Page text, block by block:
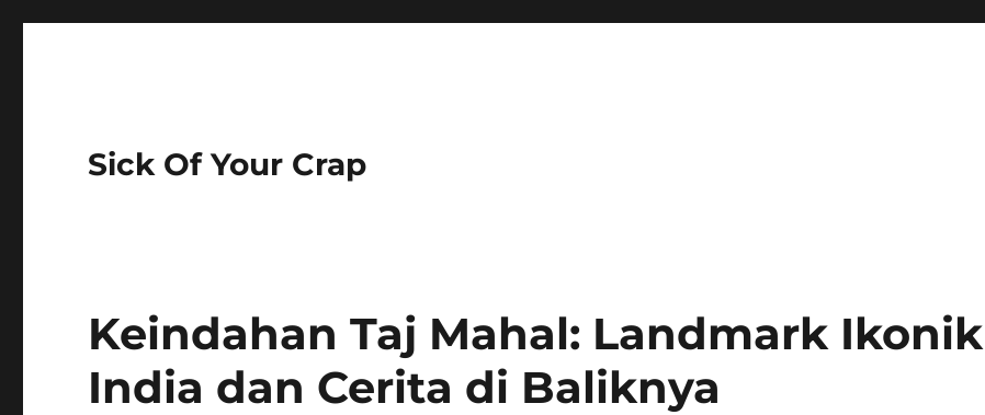
Sick Of Your Crap
Keindahan Taj Mahal: Landmark Ikonik
India dan Cerita di Baliknya